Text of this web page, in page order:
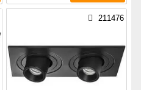
211476